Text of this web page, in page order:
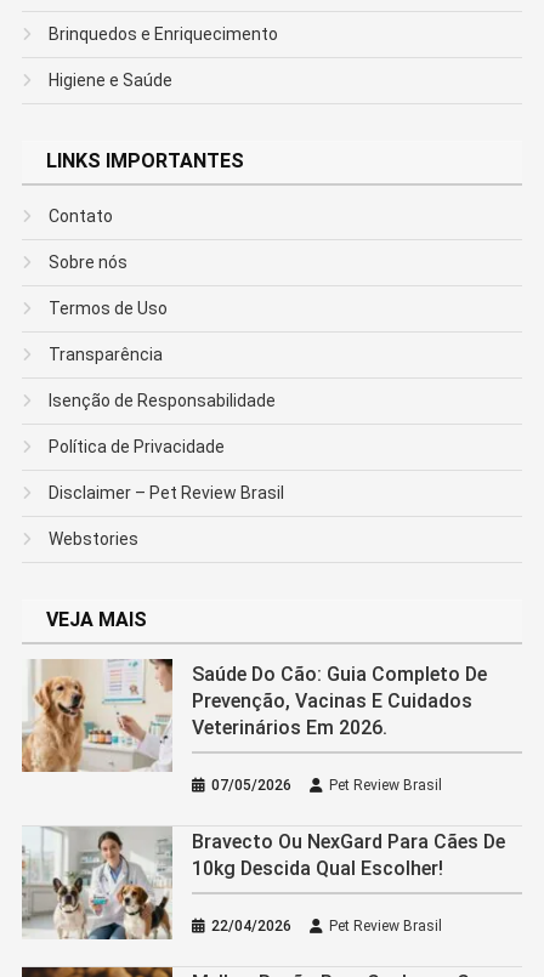
Brinquedos e Enriquecimento
Higiene e Saúde
LINKS IMPORTANTES
Contato
Sobre nós
Termos de Uso
Transparência
Isenção de Responsabilidade
Política de Privacidade
Disclaimer – Pet Review Brasil
Webstories
VEJA MAIS
Saúde Do Cão: Guia Completo De
Prevenção, Vacinas E Cuidados
Veterinários Em 2026.
07/05/2026 Pet Review Brasil
Bravecto Ou NexGard Para Cães De
10kg Descida Qual Escolher!
22/04/2026 Pet Review Brasil